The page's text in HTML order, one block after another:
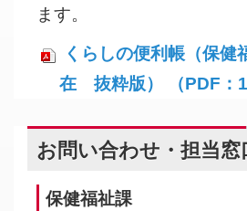
ます。
くらしの便利帳（保
在 抜粋版） （PDF：
お問い合わせ・担当窓
保健福祉課